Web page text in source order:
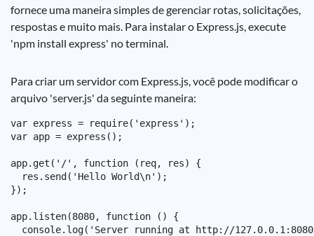
fornece uma maneira simples de gerenciar rotas, solicitações,
respostas e muito mais. Para instalar o Express.js, execute
'npm install express' no terminal.
Para criar um servidor com Express.js, você pode modificar o
arquivo 'server.js' da seguinte maneira:
var express = require('express');
var app = express();
app.get('/', function (req, res) {
  res.send('Hello World\n');
});
app.listen(8080, function () {
console.log('Server running at http://